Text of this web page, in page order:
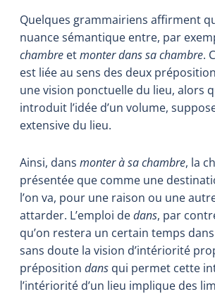
Quelques grammairiens affirment
nuance sémantique entre, par
chambre etmonter dans sa chambre.
est liée au sens des deux
une vision ponctuelle du lieu, alors
introduit l’idée d’un volume,
extensive du lieu.
Ainsi, dans monter à sa chambre, la
présentée que comme une
l’on va, pour une raison ou une
attarder. L’emploi dedans, par
qu’on restera un certain temps dans
sans doute la vision d’intériorité
préposition dans qui permet cette
l’intériorité d’un lieu implique des